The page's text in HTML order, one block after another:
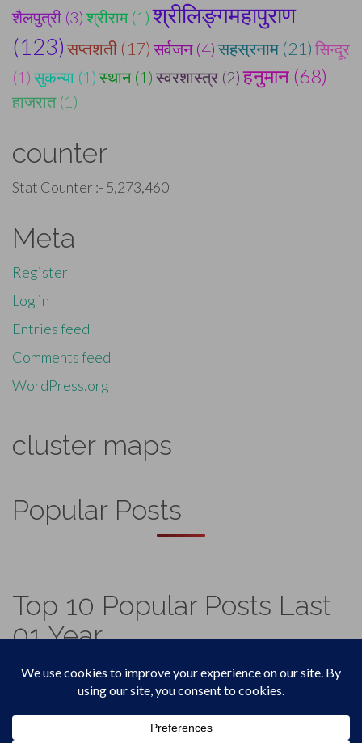
शैलपुत्री (3) श्रीराम (1) श्रीलिङ्गमहापुराण
(123) सप्तशती (17) सर्वजन (4) सहस्रनाम (21) सिन्दूर
(1) सुकन्या (1) स्थान (1) स्वरशास्त्र (2) हनुमान (68)
हाजरात (1)
counter
Stat Counter :- 5,273,460
Meta
Register
Log in
Entries feed
Comments feed
WordPress.org
cluster maps
Popular Posts
Top 10 Popular Posts Last
01 Year
Footer
Menu
Top Home
Vadicjagat.Theme by